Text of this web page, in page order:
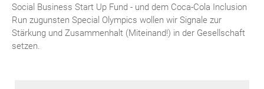
Social Business Start Up Fund - und dem Coca-Cola Inclusion
Run zugunsten Special Olympics wollen wir Signale zur
Stärkung und Zusammenhalt (Miteinand!) in der Gesellschaft
setzen.